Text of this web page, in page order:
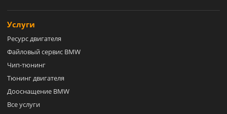
Услуги
Ресурс двигателя
Файловый сервис BMW
Чип-тюнинг
Тюнинг двигателя
Дооснащение BMW
Все услуги